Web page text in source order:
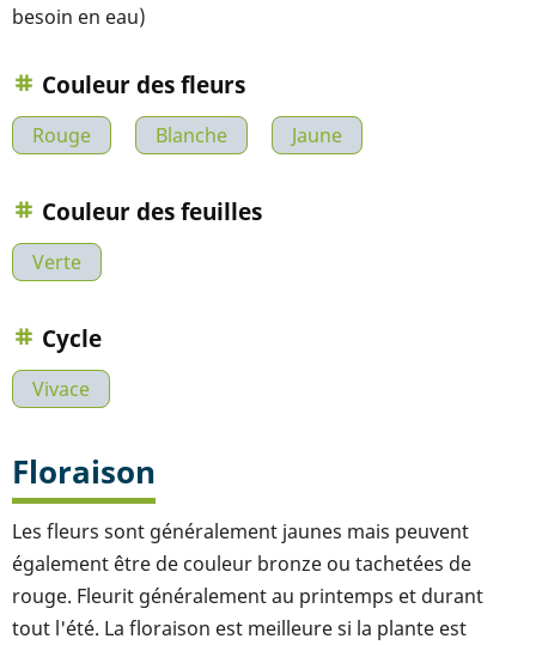
besoin en eau)
Couleur des fleurs
Rouge Blanche Jaune
Couleur des feuilles
Verte
Cycle
Vivace
Floraison
Les fleurs sont généralement jaunes mais peuvent
également être de couleur bronze ou tachetées de
rouge. Fleurit généralement au printemps et durant
tout l'été. La floraison est meilleure si la plante est